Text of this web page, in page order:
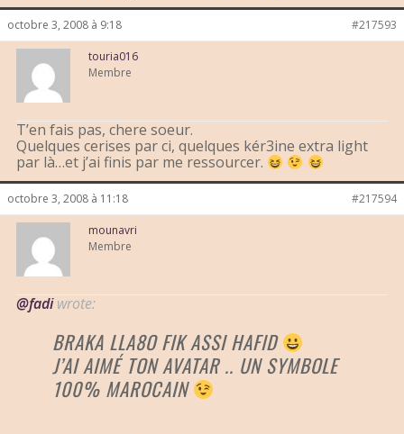
octobre 3, 2008 à 9:18 #217593
touria016
Membre
T’en fais pas, chere soeur.
Quelques cerises par ci, quelques kér3ine extra light
par là…et j’ai finis par me ressourcer.
octobre 3, 2008 à 11:18 #217594
mounavri
Membre
@fadiwrote:
BRAKA LLA8O FIK ASSI HAFID
J’AI AIMÉ TON AVATAR .. UN SYMBOLE
100% MAROCAIN